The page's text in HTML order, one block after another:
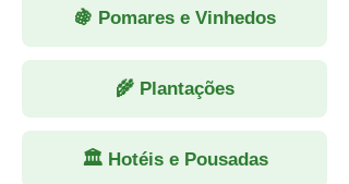
🍇 Pomares e Vinhedos
🌾 Plantações
🏛 Hotéis e Pousadas